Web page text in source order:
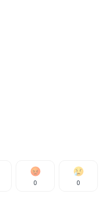
0 0